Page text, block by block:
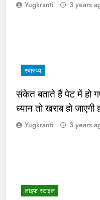
Yugkranti 3 years
स्वास्थ्य
संकेत बताते हैं पेट में हो
ध्यान तो खराब हो जाएगी
Yugkranti 3 years
लाइफ स्टाइल